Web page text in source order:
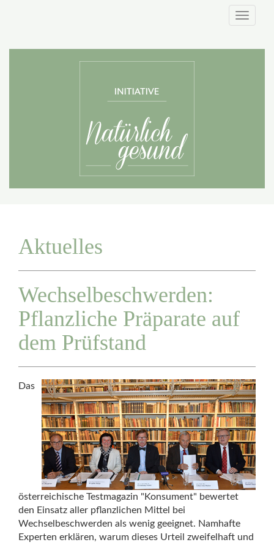
Aktuelles
Wechselbeschwerden:
Pflanzliche Präparate auf
dem Prüfstand
Das
österreichische Testmagazin "Konsument" bewertet
den Einsatz aller pflanzlichen Mittel bei
Wechselbeschwerden als wenig geeignet. Namhafte
Experten erklären, warum dieses Urteil zweifelhaft und